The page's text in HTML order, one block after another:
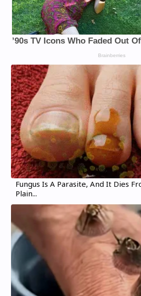
Fungus Is A Parasite, And It Dies
Plain...